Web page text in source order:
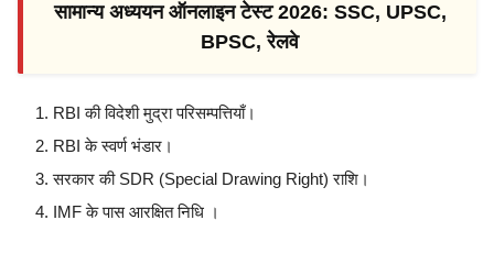
सामान्य अध्ययन ऑनलाइन टेस्ट 2026: SSC, UPSC,
BPSC, रेलवे
RBI की विदेशी मुद्रा परिसम्पत्तियाँ।
RBI के स्वर्ण भंडार।
सरकार की SDR (Special Drawing Right) राशि।
IMF के पास आरक्षित निधि ।